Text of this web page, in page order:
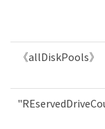
《allDiskPools》